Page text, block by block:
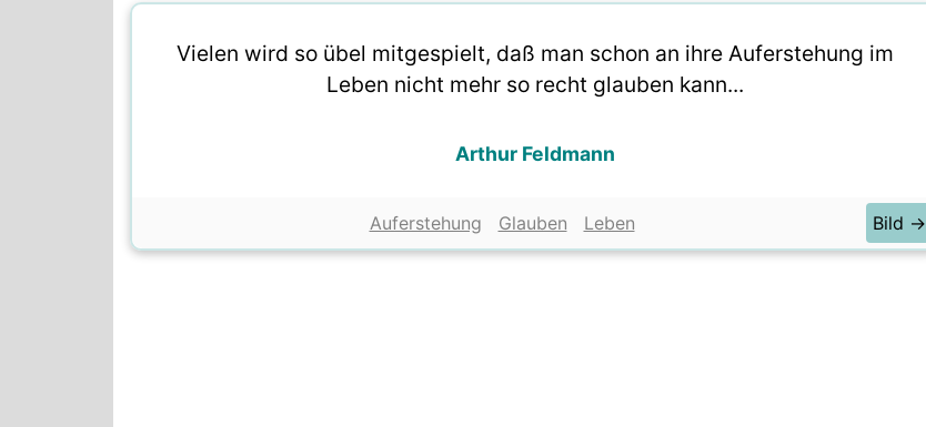
Vielen wird so übel mitgespielt, daß man schon an ihre Auferstehung im
Leben nicht mehr so recht glauben kann...
Arthur Feldmann
Auferstehung Glauben Leben Bild →